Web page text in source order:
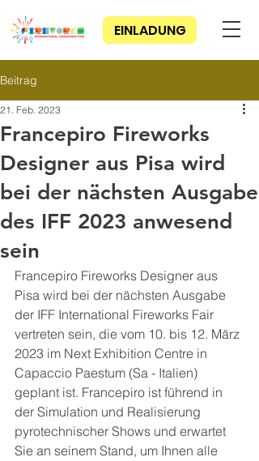
EINLADUNG
Beitrag
Francepiro Fireworks
Designer aus Pisa wird
bei der nächsten Ausgabe
des IFF 2023 anwesend
sein
21. Feb. 2023
Francepiro Fireworks Designer aus
Pisa wird bei der nächsten Ausgabe
der IFF International Fireworks Fair
vertreten sein, die vom 10. bis 12. März
2023 im Next Exhibition Centre in
Capaccio Paestum (Sa - Italien)
geplant ist. Francepiro ist führend in
der Simulation und Realisierung
pyrotechnischer Shows und erwartet
Sie an seinem Stand, um Ihnen alle